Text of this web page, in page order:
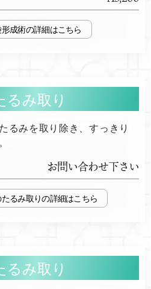
成術
るみ取り
るみを取り除き、すっきり
お問い合わせ下さい
るみ取り
るみ取り